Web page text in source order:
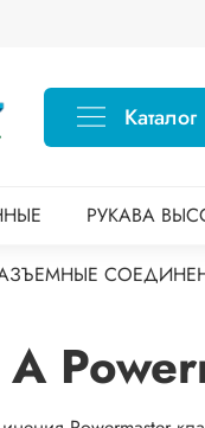
Каталог
РУКАВА